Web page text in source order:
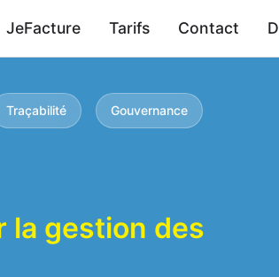
JeFacture Tarifs Contact
Traçabilité Gouvernance
la gestion des